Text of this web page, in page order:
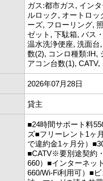
ガス:都市ガス, イン
ルロック, オートロ
ーズ, フローリング,
ゼット, 下駄箱, バス
温水洗浄便座, 洗面台
数(2), コンロ種類:IH,
アコン台数(1),
2026年07月28日
貸主
■24時間サポート料
ズ■フリーレント1ヶ
で違約金1ヶ月分）
■CATV※要別途契約
660）■インターネッ
660/Wi-Fi利用可）■